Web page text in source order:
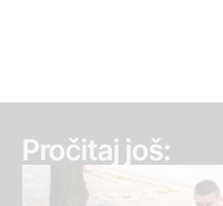
Pročitaj još: